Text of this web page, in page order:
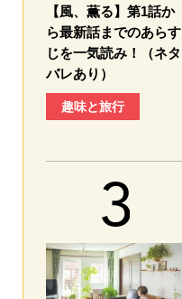
【風、薫る】第1話か
ら最新話までのあらす
じを一気読み！（ネタ
バレあり）
趣味と旅行